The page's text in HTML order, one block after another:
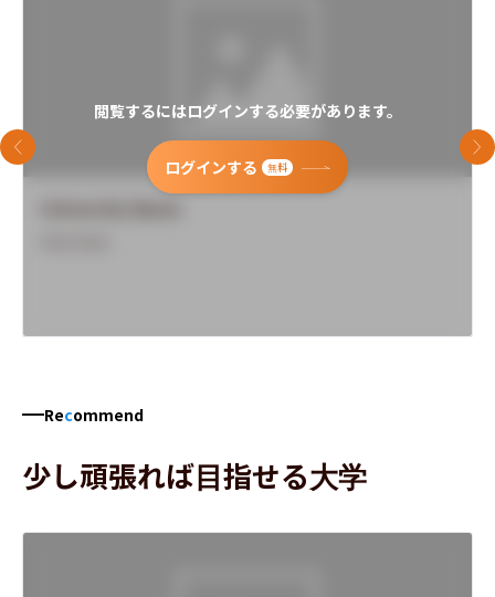
閲覧するにはログインする必要があります。
ログインする 無料
前のスライド 次
Recommend
少し頑張れば目指せる大学